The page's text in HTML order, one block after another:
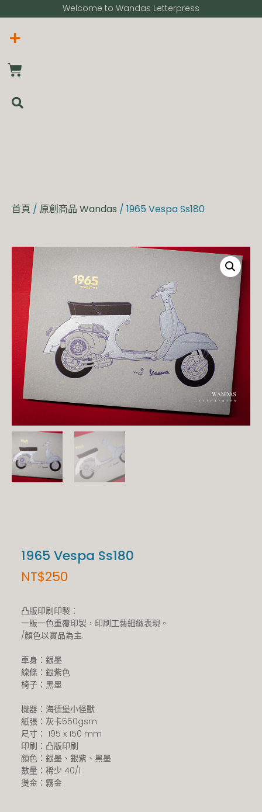
Welcome to Wandas Letterpress​
首頁 / 原創商品 Wandas / 1965 Vespa Ss180
1965 Vespa Ss180
NT$250
凸版印刷印製：
一版一色重覆印製，印刷工藝細緻表現。
/顏色以實品為主.
車身：銀墨
線條：銀紫色
椅子：黑墨
機器：海德堡小怪獸
紙張：灰卡550gsm
尺寸： 195 x 150 mm
印刷：凸版印刷
顏色：銀墨、銀紫、黑墨
數量：稀少 40/1
燙金：霧金